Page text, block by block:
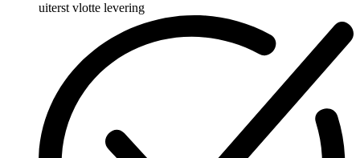
uiterst vlotte levering